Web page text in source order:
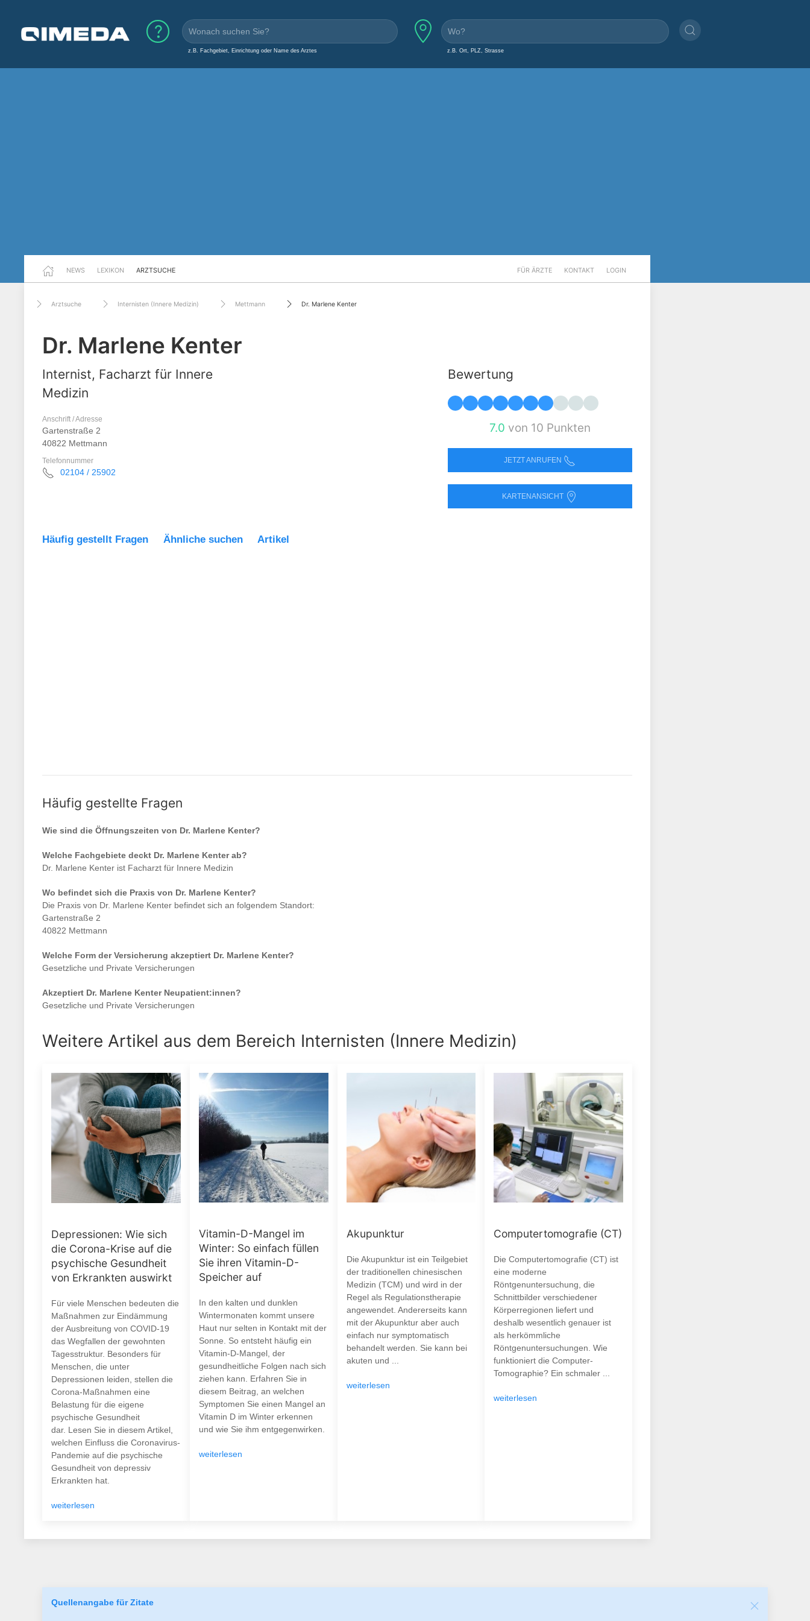
z.B. Fachgebiet, Einrichtung oder Name des Arztes z.B. Ort, PLZ, Strasse
NEWS LEXIKON ARZTSUCHE FÜR ÄRZTE KONTAKT LOGIN
Arztsuche Internisten (Innere Medizin) Mettmann Dr. Marlene Kenter
Dr. Marlene Kenter
Internist, Facharzt für Innere
Medizin
Anschrift / Adresse
Gartenstraße 2
40822 Mettmann
Telefonnummer
02104 / 25902
Bewertung
7.0 von 10 Punkten
JETZT ANRUFEN
KARTENANSICHT
Häufig gestellt Fragen Ähnliche suchen Artikel
Häufig gestellte Fragen
Wie sind die Öffnungszeiten von Dr. Marlene Kenter?
Welche Fachgebiete deckt Dr. Marlene Kenterab?
Dr. Marlene Kenter ist Facharzt für Innere Medizin
Wo befindet sich die Praxis von Dr. Marlene Kenter?
Die Praxis von Dr. Marlene Kenter befindet sich an folgendem Standort:
Gartenstraße 2
40822 Mettmann
Welche Form der Versicherung akzeptiert Dr. Marlene Kenter?
Gesetzliche und Private Versicherungen
Akzeptiert Dr. Marlene KenterNeupatient:innen?
Gesetzliche und Private Versicherungen
Weitere Artikel aus dem Bereich Internisten (Innere Medizin)
Depressionen: Wie sich
die Corona-Krise auf die
psychische Gesundheit
von Erkrankten auswirkt
Für viele Menschen bedeuten die
Maßnahmen zur Eindämmung
der Ausbreitung von COVID-19
das Wegfallen der gewohnten
Tagesstruktur. Besonders für
Menschen, die unter
Depressionen leiden, stellen die
Corona-Maßnahmen eine
Belastung für die eigene
psychische Gesundheit
dar. Lesen Sie in diesem Artikel,
welchen Einfluss die Coronavirus-
Pandemie auf die psychische
Gesundheit von depressiv
Erkrankten hat.
weiterlesen
Vitamin-D-Mangel im
Winter: So einfach füllen
Sie ihren Vitamin-D-
Speicher auf
In den kalten und dunklen
Wintermonaten kommt unsere
Haut nur selten in Kontakt mit der
Sonne. So entsteht häufig ein
Vitamin-D-Mangel, der
gesundheitliche Folgen nach sich
ziehen kann. Erfahren Sie in
diesem Beitrag, an welchen
Symptomen Sie einen Mangel an
Vitamin D im Winter erkennen
und wie Sie ihm entgegenwirken.
weiterlesen
Akupunktur
Die Akupunktur ist ein Teilgebiet
der traditionellen chinesischen
Medizin (TCM) und wird in der
Regel als Regulationstherapie
angewendet. Andererseits kann
mit der Akupunktur aber auch
einfach nur symptomatisch
behandelt werden. Sie kann bei
akuten und ...
weiterlesen
Computertomografie (CT)
Die Computertomografie (CT) ist
eine moderne
Röntgenuntersuchung, die
Schnittbilder verschiedener
Körperregionen liefert und
deshalb wesentlich genauer ist
als herkömmliche
Röntgenuntersuchungen. Wie
funktioniert die Computer-
Tomographie? Ein schmaler ...
weiterlesen
Quellenangabe für Zitate